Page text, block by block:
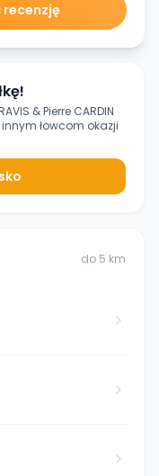
recenzję
& Pierre CARDIN
łowcom okazji
do 5 km